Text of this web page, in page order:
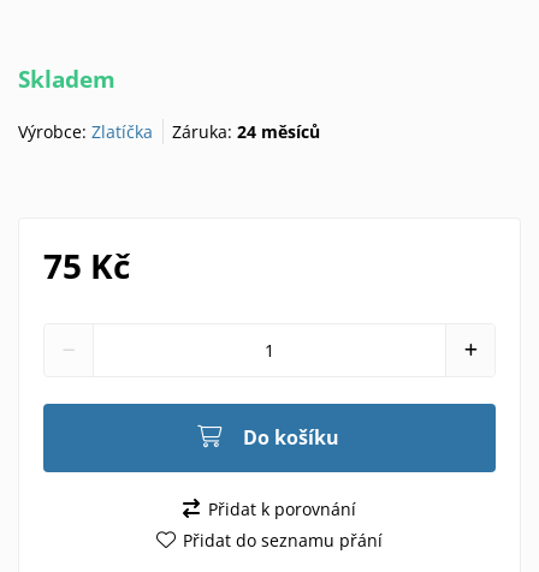
Skladem
Výrobce: Zlatíčka Záruka:24 měsíců
75 Kč
Do košíku
Přidat k porovnání
Přidat do seznamu přání